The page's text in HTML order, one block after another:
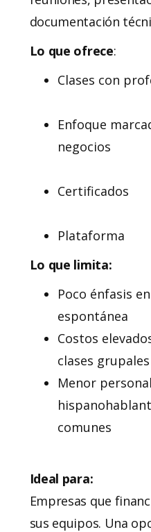
documentación
Lo que ofrece:
Clases con
Enfoque
negocios
Certificados
Plataforma
Lo que limita:
Poco énfasis
espontánea
Costos
clases
Menor
comunes
Ideal para:
Empresas que
sus equipos. Una